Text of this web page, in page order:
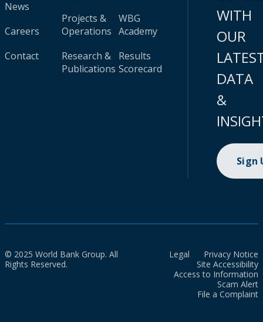
News
Careers
Contact
Projects &
Operations
Research &
Publications
WBG
Academy
Results
Scorecard
WITH
OUR
DATA
&
Sign
© 2025 World Bank Group. All
Rights Reserved.
Legal
Privacy Notice
Site Accessibility
Access to Information
Scam Alert
File a Complaint